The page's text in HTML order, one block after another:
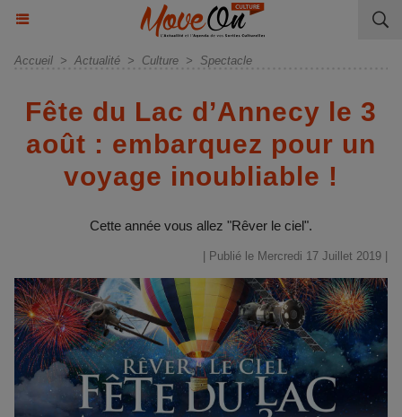
Accueil > Actualité > Culture > Spectacle
Fête du Lac d’Annecy le 3
août : embarquez pour un
voyage inoubliable !
Cette année vous allez "Rêver le ciel".
| Publié le Mercredi 17 Juillet 2019 |